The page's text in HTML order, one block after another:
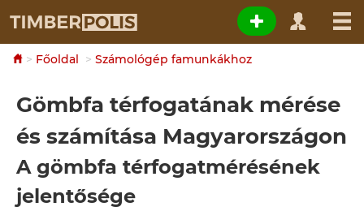
Főoldal Számológép famunkákhoz
Gömbfa térfogatának mérése
és számítása Magyarországon
A gömbfa térfogatmérésének
jelentősége